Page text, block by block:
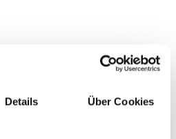
Details Über Cookies